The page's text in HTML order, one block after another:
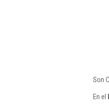
Son
En el